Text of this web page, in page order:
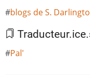
blogs de S.
Pal'